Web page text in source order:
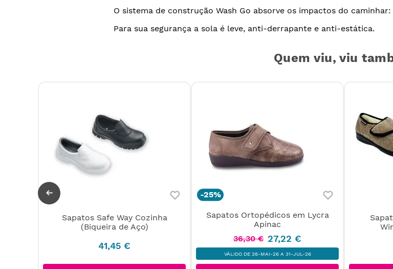
O sistema de construção Wash Go absorve os impactos do
Para sua segurança a sola é leve, anti-derrapante e anti-estática.
Quem viu, viu
Sapatos Safe Way Cozinha
(Biqueira de Aço)
41,45 €
-25%
Sapatos Ortopédicos em Lycra
Apinac
36,30 € 27,22 €
VÁLIDO DE 26-MAI-26 A 31-JUL-26